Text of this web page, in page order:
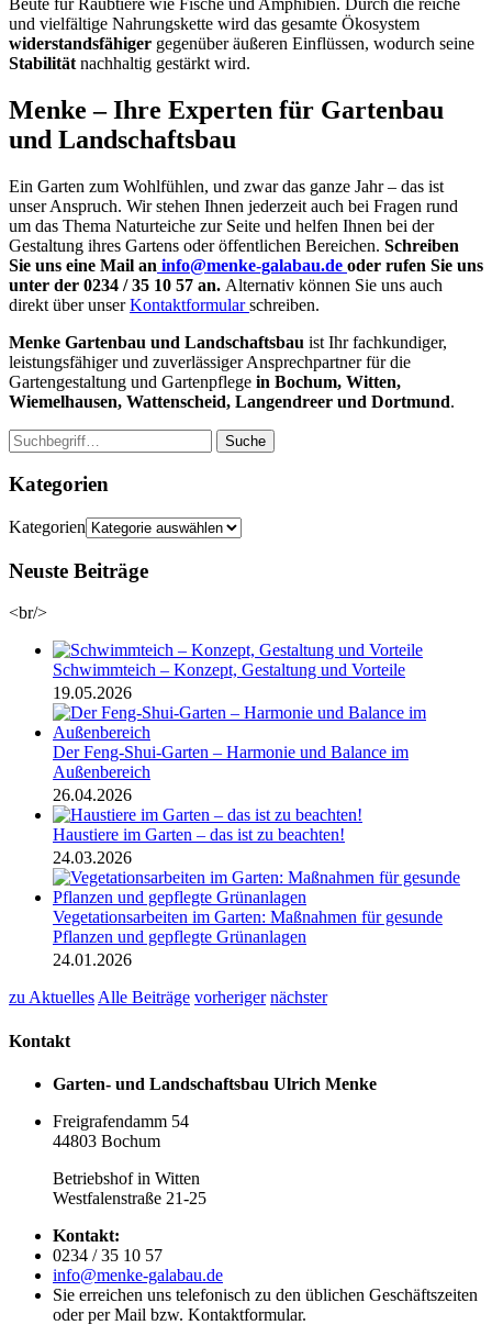
und vielfältige Nahrungskette wird das gesamte Ökosystem
widerstandsfähiger gegenüber äußeren Einflüssen, wodurch seine
Stabilität nachhaltig gestärkt wird.
Menke – Ihre Experten für Gartenbau
und Landschaftsbau
Ein Garten zum Wohlfühlen, und zwar das ganze Jahr – das ist
unser Anspruch. Wir stehen Ihnen jederzeit auch bei Fragen rund
um das Thema Naturteiche zur Seite und helfen Ihnen bei der
Gestaltung ihres Gartens oder öffentlichen Bereichen. Schreiben
Sie uns eine Mail an info@menke-galabau.de oder rufen Sie uns
unter der 0234 / 35 10 57 an. Alternativ können Sie uns auch
direkt über unserKontaktformularschreiben.
Menke Gartenbau und Landschaftsbau ist Ihr fachkundiger,
leistungsfähiger und zuverlässiger Ansprechpartner für die
Gartengestaltung und Gartenpflege in Bochum, Witten,
Wiemelhausen, Wattenscheid, Langendreer und Dortmund.
Suche
Kategorien
Kategorien
Neuste Beiträge
<br/>
Schwimmteich – Konzept, Gestaltung und Vorteile
19.05.2026
Der Feng-Shui-Garten – Harmonie und Balance im
Außenbereich
26.04.2026
Haustiere im Garten – das ist zu beachten!
24.03.2026
Vegetationsarbeiten im Garten: Maßnahmen für gesunde
Pflanzen und gepflegte Grünanlagen
24.01.2026
zu Aktuelles Alle Beiträge vorheriger nächster
Kontakt
Garten- und Landschaftsbau Ulrich Menke
Freigrafendamm 54
44803 Bochum
Betriebshof in Witten
Westfalenstraße 21-25
Kontakt:
0234 / 35 10 57
info@menke-galabau.de
Sie erreichen uns telefonisch zu den üblichen Geschäftszeiten
oder per Mail bzw. Kontaktformular.